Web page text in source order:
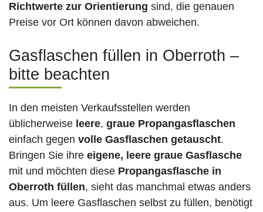
Richtwerte zur Orientierung sind, die genauen
Preise vor Ort können davon abweichen.
Gasflaschen füllen in Oberroth –
bitte beachten
In den meisten Verkaufsstellen werden
üblicherweise leere, graue Propangasflaschen
einfach gegen volle Gasflaschen getauscht.
Bringen Sie ihre eigene, leere graue Gasflasche
mit und möchten diese Propangasflasche in
Oberroth füllen, sieht das manchmal etwas anders
aus. Um leere Gasflaschen selbst zu füllen, benötigt